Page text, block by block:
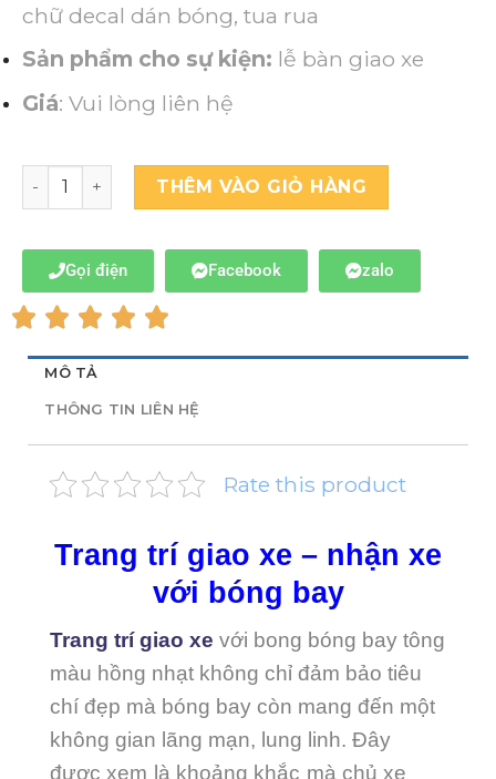
chữ decal dán bóng, tua rua
Sản phẩm cho sự kiện: lễ bàn giao xe
Giá: Vui lòng liên hệ
THÊM VÀO GIỎ HÀNG
Gọi điện Facebook zalo
MÔ TẢ
THÔNG TIN LIÊN HỆ
Rate this product
Trang trí giao xe – nhận xe
với bóng bay
Trang trí giao xe với bong bóng bay tông
màu hồng nhạt không chỉ đảm bảo tiêu
chí đẹp mà bóng bay còn mang đến một
không gian lãng mạn, lung linh. Đây
được xem là khoảng khắc mà chủ xe